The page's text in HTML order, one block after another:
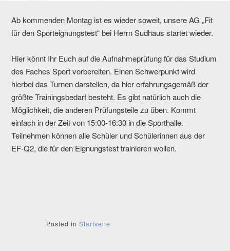
Ab kommenden Montag ist es wieder soweit, unsere AG „Fit
für den Sporteignungstest“ bei Herrn Sudhaus startet wieder.
Hier könnt Ihr Euch auf die Aufnahmeprüfung für das Studium
des Faches Sport vorbereiten. Einen Schwerpunkt wird
hierbei das Turnen darstellen, da hier erfahrungsgemäß der
größte Trainingsbedarf besteht. Es gibt natürlich auch die
Möglichkeit, die anderen Prüfungsteile zu üben. Kommt
einfach in der Zeit von 15:00-16:30 in die Sporthalle.
Teilnehmen können alle Schüler und Schülerinnen aus der
EF-Q2, die für den Eignungstest trainieren wollen.
Posted in Startseite